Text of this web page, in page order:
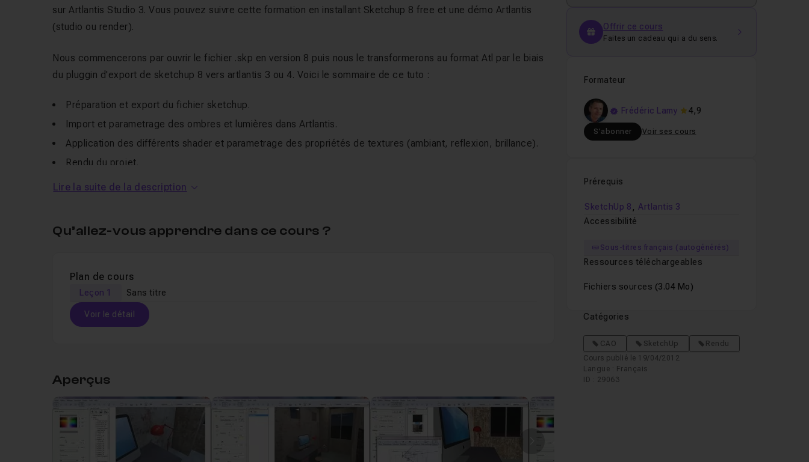
sur Artlantis Studio 3. Vous pouvez suivre cette formation en installant Sketchup 8 free et une démo Artlantis
(studio ou render).
Nous commencerons par ouvrir le fichier .skp en version 8 puis nous le transformerons au format Atl par le biais
du pluggin d'export de sketchup 8 vers artlantis 3 ou 4. Voici le sommaire de ce tuto :
Préparation et export du fichier sketchup.
Import et parametrage des ombres et lumières dans Artlantis.
Application des différents shader et parametrage des propriétés de textures (ambiant, reflexion, brillance).
Rendu du projet.
Liens pour le pluggin d'exportation :
Lire la suite de la description
Qu’allez-vous apprendre dans ce cours ?
Plan de cours
Leçon 1 Sans titre
Voir le détail
Aperçus
Images suivantes
Offrir ce cours
Faites un cadeau qui a du sens.
Formateur
Frédéric Lamy 4,9
S'abonner Voir ses cours
Prérequis
SketchUp 8 , Artlantis 3
Accessibilité
Sous-titres français (autogénérés)
Ressources téléchargeables
Fichiers sources (3.04 Mo)
Catégories
CAO SketchUp
Rendu
Cours publié le 19/04/2012
Langue : Français
ID : 29063